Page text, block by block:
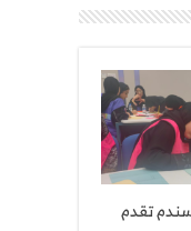
تقدم